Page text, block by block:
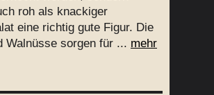
roh als knackiger
eine richtig gute Figur. Die
Walnüsse sorgen für ... mehr